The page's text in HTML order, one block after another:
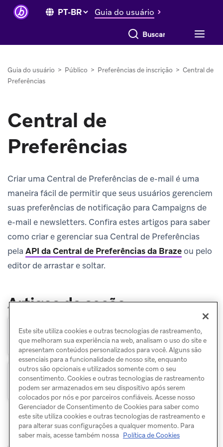
Guia do usuário
Buscar tudo
Guia do usuário > Público > Preferências de inscrição > Central de
Preferências
Central de
Preferências
Criar uma Central de Preferências de e-mail é uma
maneira fácil de permitir que seus usuários gerenciem
suas preferências de notificação para Campaigns de
e-mail e newsletters. Confira estes artigos para saber
como criar e gerenciar sua Central de Preferências
pela API da Central de Preferências da Brazeou pelo
editor de arrastar e soltar.
Artigos da seção
Central de Preferências de e-mail via API
Central de Preferências de e-mail com
arrastar e soltar
Este site utiliza cookies e outras tecnologias de rastreamento,
que melhoram sua experiência na web, analisam o uso do site e
apresentam conteúdos personalizados para você. Alguns são
essenciais para a funcionalidade de nosso site, enquanto
outros são opcionais e utilizados somente com o seu
consentimento. Cookies e outras tecnologias de rastreamento
podem ser armazenados em seu dispositivo após serem
colocados por nós e por parceiros confiáveis. Acesse nosso
Gerenciador de Consentimento de Cookies para saber como
este site utiliza cookies e outras tecnologias de rastreamento e
para alterar suas configurações a qualquer momento. Para
saber mais, acesse também nossa Política de Cookies